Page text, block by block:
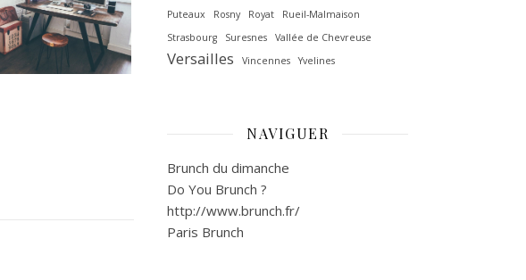
Puteaux
Rosny Royat
Rueil-Malmaison
Strasbourg
Suresnes Vallée de Chevreuse‎
Versailles Vincennes Yvelines
NAVIGUER
Brunch du dimanche
Do You Brunch ?
http://www.brunch.fr/
Paris Brunch